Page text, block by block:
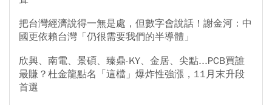
把台灣經濟說得一無是處，但數字會說話！謝金河：中
國更依賴台灣「仍很需要我們的半導體」
欣興、南電、景碩、臻鼎-KY、金居、尖點...PCB買誰
最賺？杜金龍點名「這檔」爆炸性強漲，11月末升段
首選